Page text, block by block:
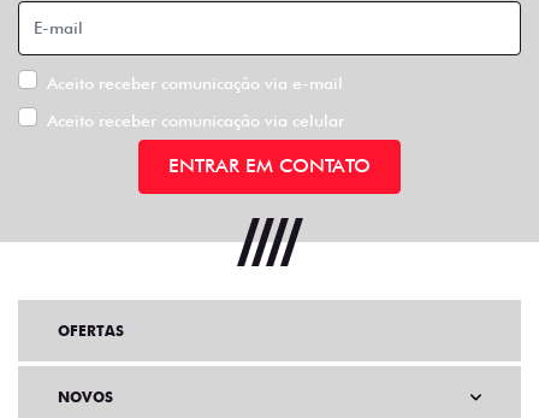
Aceito receber comunicação via e-mail
Aceito receber comunicação via celular
ENTRAR EM CONTATO
OFERTAS
NOVOS